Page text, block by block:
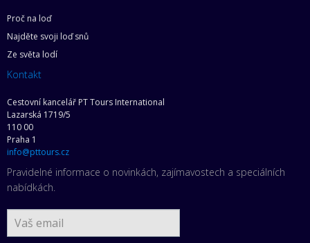
Proč na loď
Najděte svoji loď snů
Ze světa lodí
Kontakt
Cestovní kancelář PT Tours International
Lazarská 1719/5
110 00
Praha 1
info@pttours.cz
Pravidelné informace o novinkách, zajímavostech a speciálních
nabídkách.